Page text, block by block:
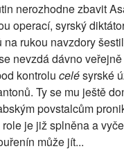
nerozhodne zbavit
operací, syrský
na rukou navzdory
nevzdá dávno
kontrolu celésyrské
Ty se mu ještě
povstalcům
je již splněna a
může jít...